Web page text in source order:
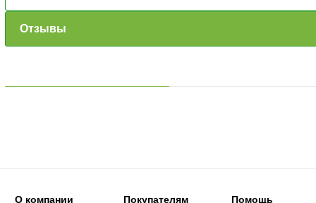
Отзывы
О компании Покупателям Помощь